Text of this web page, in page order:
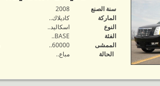
سنة الصنع
2008
الماركة
كاديلاك..
النوع
اسكاليد..
الفئة
BASE..
الممشى
60000..
الحالة
مباع..